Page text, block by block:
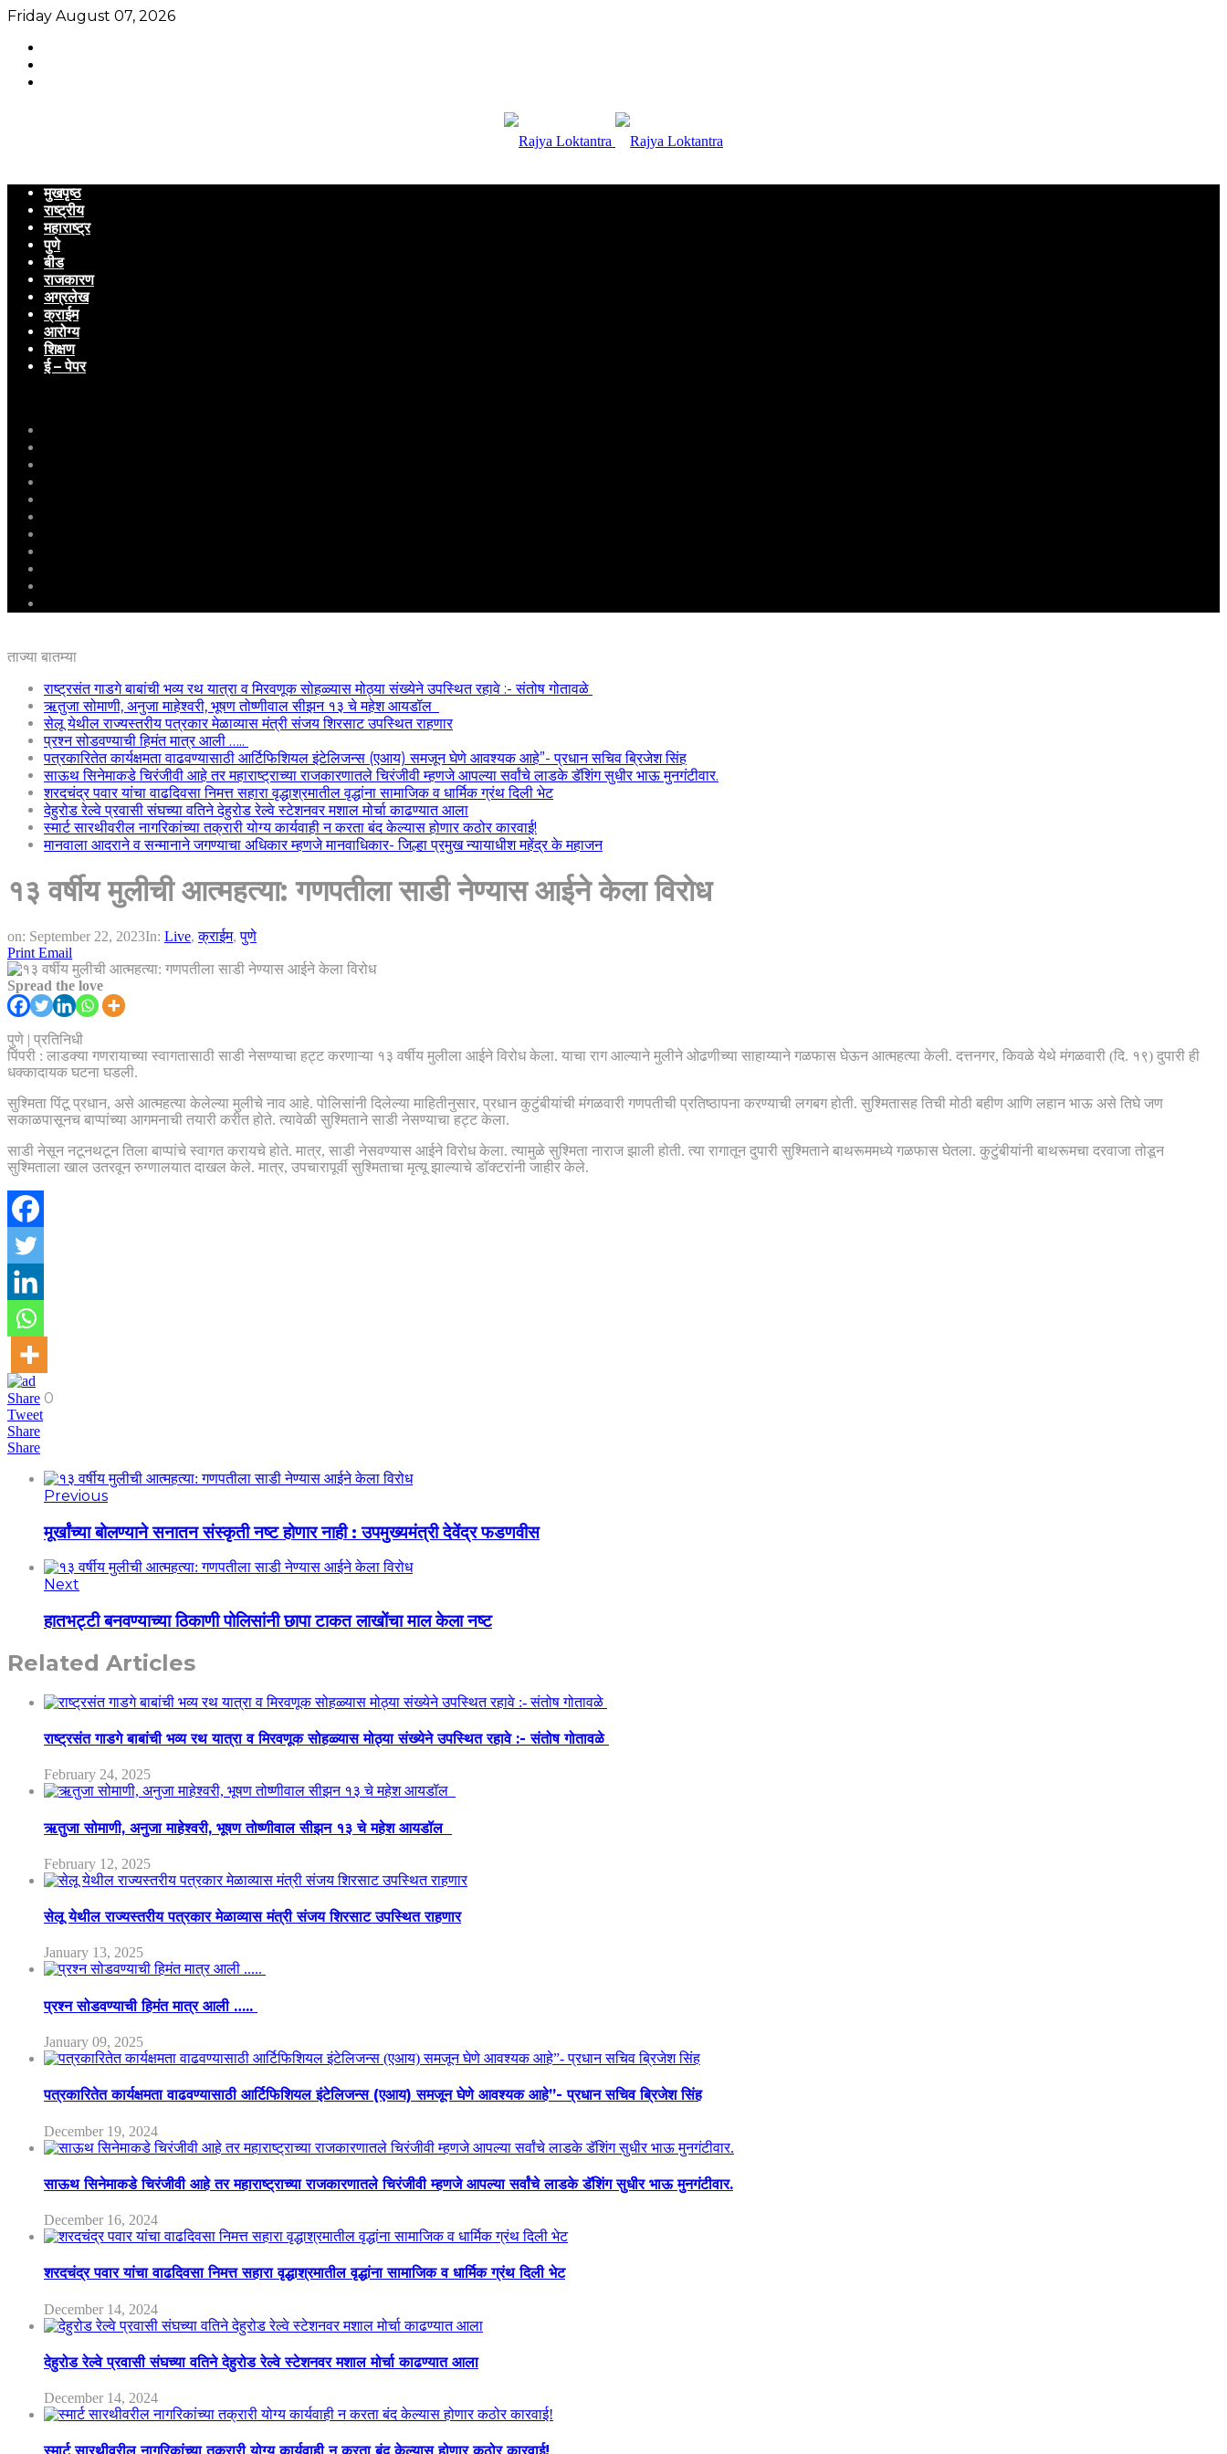
Friday August 07, 2026
मुखपृष्ठ
राष्ट्रीय
महाराष्ट्र
पुणे
बीड
राजकारण
अग्रलेख
क्राईम
आरोग्य
शिक्षण
ई – पेपर
ताज्या बातम्या
राष्ट्रसंत गाडगे बाबांची भव्य रथ यात्रा व मिरवणूक सोहळ्यास मोठ्या संख्येने उपस्थित रहावे :- संतोष गोतावळे
ऋतुजा सोमाणी, अनुजा माहेश्वरी, भूषण तोष्णीवाल सीझन १३ चे महेश आयडॉल
सेलू येथील राज्यस्तरीय पत्रकार मेळाव्यास मंत्री संजय शिरसाट उपस्थित राहणार
प्रश्न सोडवण्याची हिमंत मात्र आली …..
पत्रकारितेत कार्यक्षमता वाढवण्यासाठी आर्टिफिशियल इंटेलिजन्स (एआय) समजून घेणे आवश्यक आहे”- प्रधान सचिव ब्रिजेश सिंह
साऊथ सिनेमाकडे चिरंजीवी आहे तर महाराष्ट्राच्या राजकारणातले चिरंजीवी म्हणजे आपल्या सर्वांचे लाडके डॅशिंग सुधीर भाऊ मुनगंटीवार.
शरदचंद्र पवार यांचा वाढदिवसा निमत्त सहारा वृद्धाश्रमातील वृद्धांना सामाजिक व धार्मिक ग्रंथ दिली भेट
देहुरोड रेल्वे प्रवासी संघच्या वतिने देहुरोड रेल्वे स्टेशनवर मशाल मोर्चा काढण्यात आला
स्मार्ट सारथीवरील नागरिकांच्या तक्रारी योग्य कार्यवाही न करता बंद केल्यास होणार कठोर कारवाई!
मानवाला आदराने व सन्मानाने जगण्याचा अधिकार म्हणजे मानवाधिकार- जिल्हा प्रमुख न्यायाधीश महेंद्र के महाजन
१३ वर्षीय मुलीची आत्महत्या: गणपतीला साडी नेण्यास आईने केला विरोध
on: September 22, 2023In: Live,क्राईम,पुणे
Print Email
Spread the love
पुणे | प्रतिनिधी
पिंपरी : लाडक्या गणरायाच्या स्वागतासाठी साडी नेसण्याचा हट्ट करणाऱ्या १३ वर्षीय मुलीला आईने विरोध केला. याचा राग आल्याने मुलीने ओढणीच्या साहाय्याने गळफास घेऊन आत्महत्या केली. दत्तनगर, किवळे येथे मंगळवारी (दि. १९) दुपारी ही
धक्कादायक घटना घडली.
सुश्मिता पिंटू प्रधान, असे आत्महत्या केलेल्या मुलीचे नाव आहे. पोलिसांनी दिलेल्या माहितीनुसार, प्रधान कुटुंबीयांची मंगळवारी गणपतीची प्रतिष्ठापना करण्याची लगबग होती. सुश्मितासह तिची मोठी बहीण आणि लहान भाऊ असे तिघे जण
सकाळपासूनच बाप्पांच्या आगमनाची तयारी करीत होते. त्यावेळी सुश्मिताने साडी नेसण्याचा हट्ट केला.
साडी नेसून नटूनथटून तिला बाप्पांचे स्वागत करायचे होते. मात्र, साडी नेसवण्यास आईने विरोध केला. त्यामुळे सुश्मिता नाराज झाली होती. त्या रागातून दुपारी सुश्मिताने बाथरूममध्ये गळफास घेतला. कुटुंबीयांनी बाथरूमचा दरवाजा तोडून
सुश्मिताला खाल उतरवून रुग्णालयात दाखल केले. मात्र, उपचारापूर्वी सुश्मिताचा मृत्यू झाल्याचे डॉक्टरांनी जाहीर केले.
Share 0
Tweet
Share
Share
Previous
मूर्खांच्या बोलण्याने सनातन संस्कृती नष्ट होणार नाही : उपमुख्यमंत्री देवेंद्र फडणवीस
Next
हातभट्टी बनवण्याच्या ठिकाणी पोलिसांनी छापा टाकत लाखोंचा माल केला नष्ट
Related Articles
राष्ट्रसंत गाडगे बाबांची भव्य रथ यात्रा व मिरवणूक सोहळ्यास मोठ्या संख्येने उपस्थित रहावे :- संतोष गोतावळे
February 24, 2025
ऋतुजा सोमाणी, अनुजा माहेश्वरी, भूषण तोष्णीवाल सीझन १३ चे महेश आयडॉल
February 12, 2025
सेलू येथील राज्यस्तरीय पत्रकार मेळाव्यास मंत्री संजय शिरसाट उपस्थित राहणार
January 13, 2025
प्रश्न सोडवण्याची हिमंत मात्र आली …..
January 09, 2025
पत्रकारितेत कार्यक्षमता वाढवण्यासाठी आर्टिफिशियल इंटेलिजन्स (एआय) समजून घेणे आवश्यक आहे”- प्रधान सचिव ब्रिजेश सिंह
December 19, 2024
साऊथ सिनेमाकडे चिरंजीवी आहे तर महाराष्ट्राच्या राजकारणातले चिरंजीवी म्हणजे आपल्या सर्वांचे लाडके डॅशिंग सुधीर भाऊ मुनगंटीवार.
December 16, 2024
शरदचंद्र पवार यांचा वाढदिवसा निमत्त सहारा वृद्धाश्रमातील वृद्धांना सामाजिक व धार्मिक ग्रंथ दिली भेट
December 14, 2024
देहुरोड रेल्वे प्रवासी संघच्या वतिने देहुरोड रेल्वे स्टेशनवर मशाल मोर्चा काढण्यात आला
December 14, 2024